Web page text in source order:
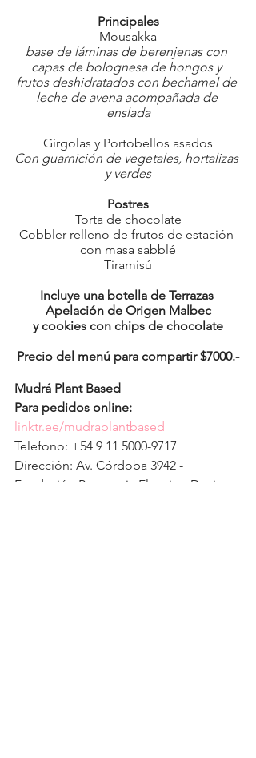
Principales
Mousakka
base de láminas de berenjenas con
capas de bolognesa de hongos y
frutos deshidratados con bechamel de
leche de avena acompañada de
enslada
Girgolas y Portobellos asados
Con guarnición de vegetales, hortalizas
y verdes
Postres
Torta de chocolate
Cobbler relleno de frutos de estación
con masa sabblé
Tiramisú
Incluye una botella de Terrazas
Apelación de Origen Malbec
y cookies con chips de chocolate
Precio del menú para compartir $7000.-
Mudrá Plant Based
Para pedidos online:
linktr.ee/mudraplantbased
Telefono: +54 9 11 5000-9717
Dirección: Av. Córdoba 3942 -
Fundación Patagonia Flooring Design